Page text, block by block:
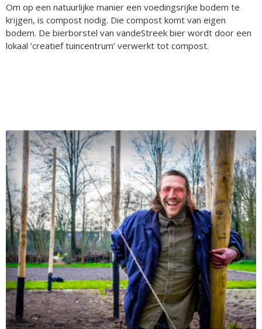
Om op een natuurlijke manier een voedingsrijke bodem te
krijgen, is compost nodig. Die compost komt van eigen
bodem. De bierborstel van vandeStreek bier wordt door een
lokaal ‘creatief tuincentrum’ verwerkt tot compost.